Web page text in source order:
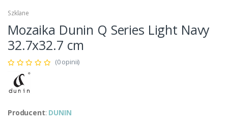
Szklane
Mozaika Dunin Q Series Light Navy
32.7x32.7 cm
(0 opinii)
Producent: DUNIN